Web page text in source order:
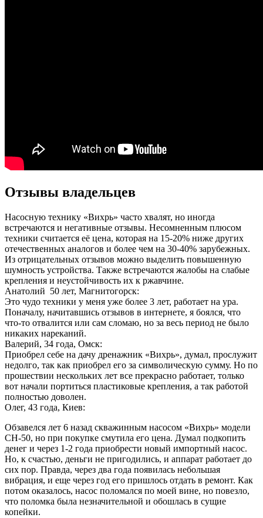
Отзывы владельцев
Насосную технику «Вихрь» часто хвалят, но иногда
встречаются и негативные отзывы. Несомненным плюсом
техники считается её цена, которая на 15-20% ниже других
отечественных аналогов и более чем на 30-40% зарубежных.
Из отрицательных отзывов можно выделить повышенную
шумность устройства. Также встречаются жалобы на слабые
крепления и неустойчивость их к ржавчине.
Анатолий 50 лет, Магнитогорск:
Это чудо техники у меня уже более 3 лет, работает на ура.
Поначалу, начитавшись отзывов в интернете, я боялся, что
что-то отвалится или сам сломаю, но за весь период не было
никаких нареканий.
Валерий, 34 года, Омск:
Приобрел себе на дачу дренажник «Вихрь», думал, прослужит
недолго, так как приобрел его за символическую сумму. Но по
прошествии нескольких лет все прекрасно работает, только
вот начали портиться пластиковые крепления, а так работой
полностью доволен.
Олег, 43 года, Киев:
Обзавелся лет 6 назад скважинным насосом «Вихрь» модели
СН-50, но при покупке смутила его цена. Думал подкопить
денег и через 1-2 года приобрести новый импортный насос.
Но, к счастью, деньги не пригодились, и аппарат работает до
сих пор. Правда, через два года появилась небольшая
вибрация, и еще через год его пришлось отдать в ремонт. Как
потом оказалось, насос поломался по моей вине, но повезло,
что поломка была незначительной и обошлась в сущие
копейки.